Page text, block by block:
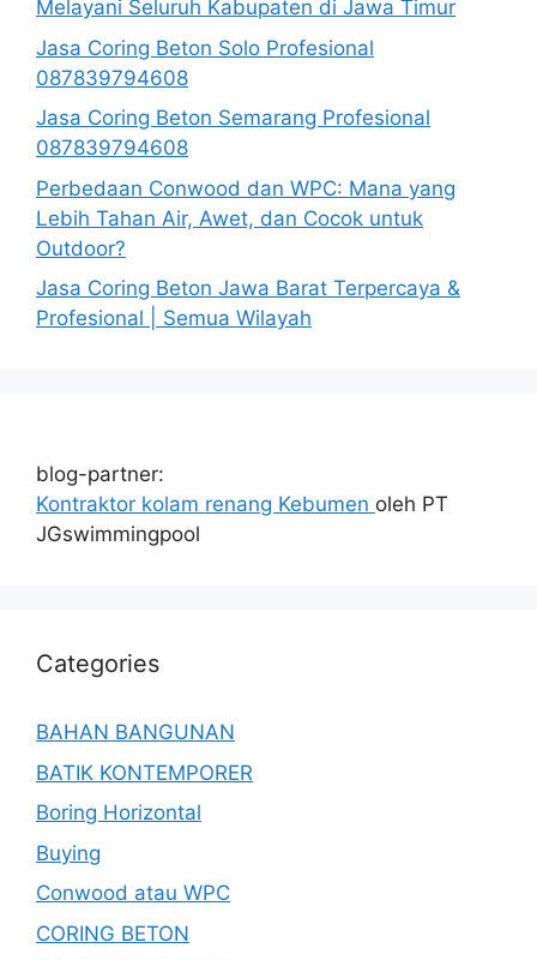
Melayani Seluruh Kabupaten di Jawa Timur
Jasa Coring Beton Solo Profesional
087839794608
Jasa Coring Beton Semarang Profesional
087839794608
Perbedaan Conwood dan WPC: Mana yang
Lebih Tahan Air, Awet, dan Cocok untuk
Outdoor?
Jasa Coring Beton Jawa Barat Terpercaya &
Profesional | Semua Wilayah
blog-partner:
Kontraktor kolam renang Kebumen oleh PT
JGswimmingpool
Categories
BAHAN BANGUNAN
BATIK KONTEMPORER
Boring Horizontal
Buying
Conwood atau WPC
CORING BETON